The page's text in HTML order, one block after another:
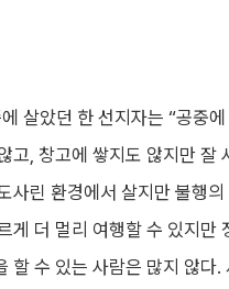
살았던 한 선지자는 “공중
고, 창고에 쌓지도 않지만 잘
사린 환경에서 살지만 불행
게 더 멀리 여행할 수 있지만
할 수 있는 사람은 많지 않다